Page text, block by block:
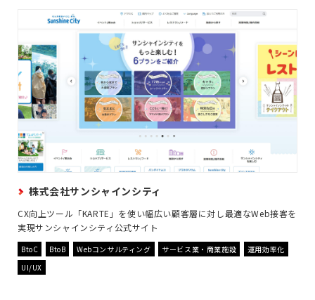
株式会社サンシャインシティ
CX向上ツール「KARTE」を使い幅広い顧客層に対し最適なWeb接客を
実現サンシャインシティ公式サイト
BtoC BtoB Webコンサルティング サービス業・商業施設
運用効率化
UI/UX